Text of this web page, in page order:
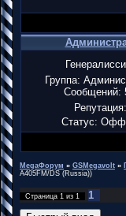
Группа:
Сообщений:
Репутация:
Статус:
MegaФорум » GSMegavolt »
A405FM/DS (Russia))
Страница 1 из 1 1